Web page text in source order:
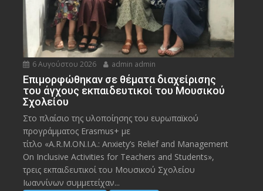
6 Αυγούστου 2026 admin admin
Eπιμορφώθηκαν σε θέματα διαχείρισης
του άγχους εκπαιδευτικοί του Μουσικού
Σχολείου
Στο πλαίσιο της υλοποίησης του ευρωπαϊκού
προγράμματος Erasmus+ με
τίτλο «A.R.M.ON.I.A.: Anxiety’s Relief and Management
On Inclusive Activities for Teachers and Students»,
τρεις εκπαιδευτικοί του Μουσικού Σχολείου
Ιωαννίνων συμμετείχαν...